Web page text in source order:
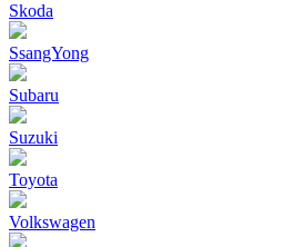
Skoda
SsangYong
Subaru
Suzuki
Toyota
Volkswagen